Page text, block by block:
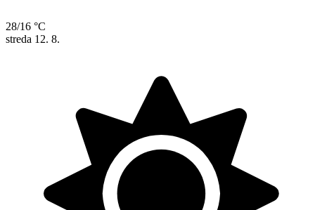
28/16 °C
streda 12. 8.